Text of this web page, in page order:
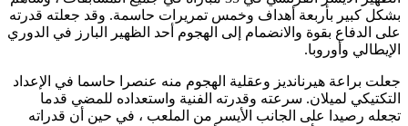
بشكل كبير بأربعة أهداف وخمس تمريرات حاسمة. وقد جعلته قدرته
على الدفاع بقوة والانضمام إلى الهجوم أحد الظهير البارز في الدوري
الإيطالي وأوروبا.
جعلت براعة هيرنانديز وعقلية الهجوم منه عنصرا حاسما في الإعداد
التكتيكي لميلان. سرعته وقدرته الفنية واستعداده للمضي قدما
تجعله رصيدا على الجانب الأيسر من الملعب ، في حين أن قدراته